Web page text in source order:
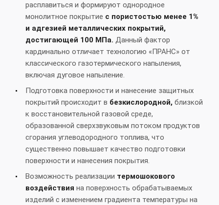
расплавиться и формируют однородное
монолитное покрытие с пористостью менее 1%
и адгезией металлических покрытий,
достигающей 100 МПа. Данный фактор
кардинально отличает технологию «ПРАНС» от
классического газотермического напыления,
включая дуговое напыление.
Подготовка поверхности и нанесение защитных
покрытий происходит в безкислородной, близкой
к восстановительной газовой среде,
образованной сверхзвуковым потоком продуктов
сгорания углеводородного топлива, что
существенно повышает качество подготовки
поверхности и нанесения покрытия.
Возможность реализации термошокового
воздействия на поверхность обрабатываемых
изделий с изменением градиента температуры на